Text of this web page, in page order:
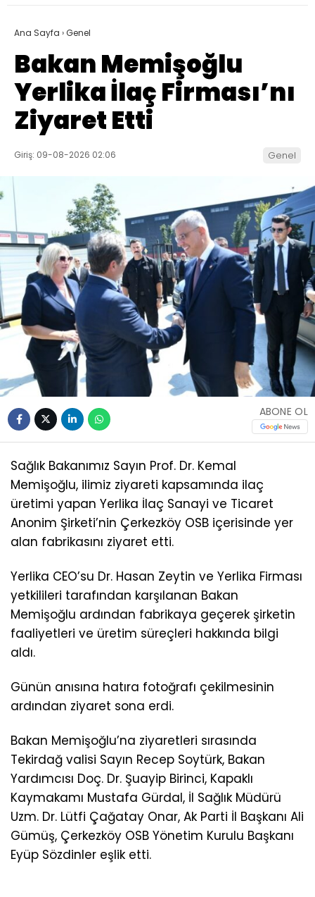
Ana Sayfa ›Genel
Bakan Memişoğlu
Yerlika İlaç Firması’nı
Ziyaret Etti
Giriş: 09-08-2026 02:06 Genel
ABONE OL
Sağlık Bakanımız Sayın Prof. Dr. Kemal
Memişoğlu, ilimiz ziyareti kapsamında ilaç
üretimi yapan Yerlika İlaç Sanayi ve Ticaret
Anonim Şirketi’nin Çerkezköy OSB içerisinde yer
alan fabrikasını ziyaret etti.
Yerlika CEO’su Dr. Hasan Zeytin ve Yerlika Firması
yetkilileri tarafından karşılanan Bakan
Memişoğlu ardından fabrikaya geçerek şirketin
faaliyetleri ve üretim süreçleri hakkında bilgi
aldı.
Günün anısına hatıra fotoğrafı çekilmesinin
ardından ziyaret sona erdi.
Bakan Memişoğlu’na ziyaretleri sırasında
Tekirdağ valisi Sayın Recep Soytürk, Bakan
Yardımcısı Doç. Dr. Şuayip Birinci, Kapaklı
Kaymakamı Mustafa Gürdal, İl Sağlık Müdürü
Uzm. Dr. Lütfi Çağatay Onar, Ak Parti İl Başkanı Ali
Gümüş, Çerkezköy OSB Yönetim Kurulu Başkanı
Eyüp Sözdinler eşlik etti.